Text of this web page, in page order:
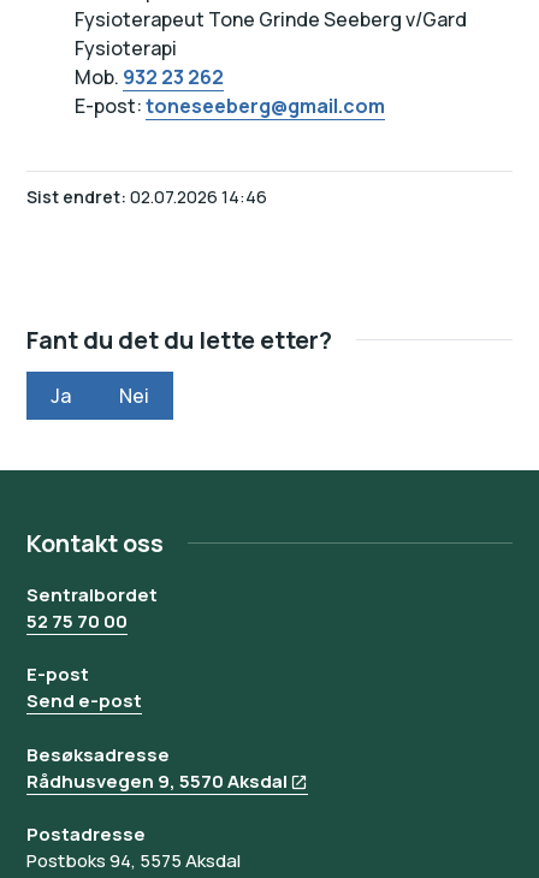
Fysioterapeut Tone Grinde Seeberg v/Gard
Fysioterapi
Mob. 932 23 262
E-post:toneseeberg@gmail.com
Sist endret 02.07.2026 14:46
Fant du det du lette etter?
Ja Nei
Kontakt oss
Sentralbordet
52 75 70 00
E-post
Send e-post
Besøksadresse
Rådhusvegen 9, 5570 Aksdal
Postadresse
Postboks 94, 5575 Aksdal